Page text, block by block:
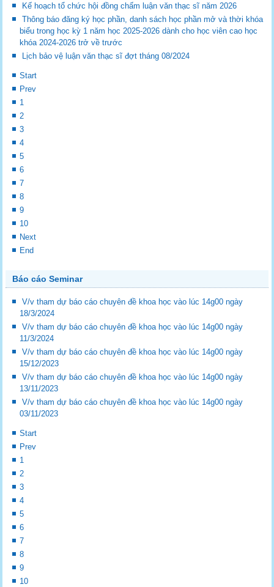
Kế hoạch tổ chức hội đồng chấm luận văn thạc sĩ năm 2026
Thông báo đăng ký học phần, danh sách học phần mở và thời khóa
biểu trong học kỳ 1 năm học 2025-2026 dành cho học viên cao học
khóa 2024-2026 trở về trước
Lịch bảo vệ luận văn thạc sĩ đợt tháng 08/2024
Start
Prev
1
2
3
4
5
6
7
8
9
10
Next
End
Báo cáo Seminar
V/v tham dự báo cáo chuyên đề khoa học vào lúc 14g00 ngày
18/3/2024
V/v tham dự báo cáo chuyên đề khoa học vào lúc 14g00 ngày
11/3/2024
V/v tham dự báo cáo chuyên đề khoa học vào lúc 14g00 ngày
15/12/2023
V/v tham dự báo cáo chuyên đề khoa học vào lúc 14g00 ngày
13/11/2023
V/v tham dự báo cáo chuyên đề khoa học vào lúc 14g00 ngày
03/11/2023
Start
Prev
1
2
3
4
5
6
7
8
9
10